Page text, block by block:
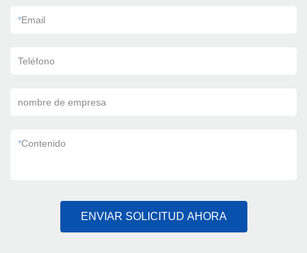
*Email
Teléfono
nombre de empresa
*Contenido
ENVIAR SOLICITUD AHORA